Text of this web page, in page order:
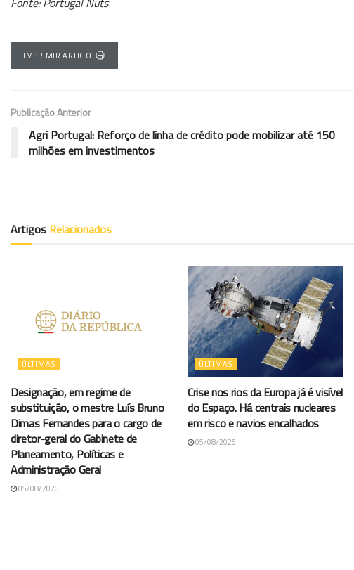
IMPRIMIR ARTIGO
Publicação Anterior
Agri Portugal: Reforço de linha de crédito pode mobilizar até 150
milhões em investimentos
Artigos Relacionados
ÚLTIMAS
Designação, em regime de
substituição, o mestre Luís Bruno
Dimas Fernandes para o cargo de
diretor-geral do Gabinete de
Planeamento, Políticas e
Administração Geral
05/08/2026
ÚLTIMAS
Crise nos rios da Europa já é visível
do Espaço. Há centrais nucleares
em risco e navios encalhados
05/08/2026